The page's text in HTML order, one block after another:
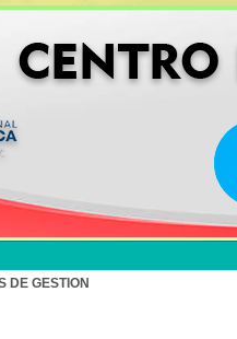
DE GESTION